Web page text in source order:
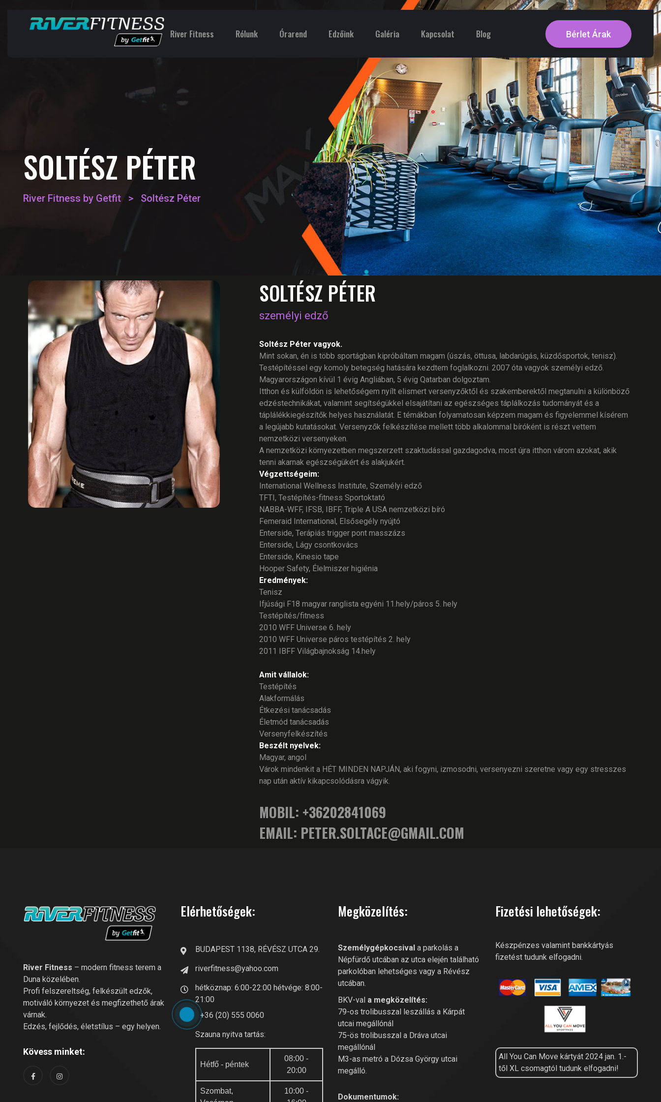
River Fitness Rólunk Órarend Edzőink Galéria Kapcsolat Blog Bérlet Árak
SOLTÉSZ PÉTER
River Fitness by Getfit > Soltész Péter
SOLTÉSZ PÉTER
személyi edző
Soltész Péter vagyok.
Mint sokan, én is több sportágban kipróbáltam magam (úszás, öttusa, labdarúgás, küzdősportok, tenisz).
Testépítéssel egy komoly betegség hatására kezdtem foglalkozni. 2007 óta vagyok személyi edző.
Magyarországon kívül 1 évig Angliában, 5 évig Qatarban dolgoztam.
Itthon és külföldön is lehetőségem nyílt elismert versenyzőktől és szakemberektől megtanulni a különböző
edzéstechnikákat, valamint segítségükkel elsajátítani az egészséges táplálkozás tudományát és a
táplálékkiegészítők helyes használatát. E témákban folyamatosan képzem magam és figyelemmel kísérem
a legújabb kutatásokat. Versenyzők felkészítése mellett több alkalommal bíróként is részt vettem
nemzetközi versenyeken.
A nemzetközi környezetben megszerzett szaktudással gazdagodva, most újra itthon várom azokat, akik
tenni akarnak egészségükért és alakjukért.
Végzettségeim:
International Wellness Institute, Személyi edző
TFTI, Testépítés-fitness Sportoktató
NABBA-WFF, IFSB, IBFF, Triple A USA nemzetközi bíró
Femeraid International, Elsősegély nyújtó
Enterside, Terápiás trigger pont masszázs
Enterside, Lágy csontkovács
Enterside, Kinesio tape
Hooper Safety, Élelmiszer higiénia
Eredmények:
Tenisz
Ifjúsági F18 magyar ranglista egyéni 11.hely/páros 5. hely
Testépítés/fitness
2010 WFF Universe 6. hely
2010 WFF Universe páros testépítés 2. hely
2011 IBFF Világbajnokság 14.hely
Amit vállalok:
Testépítés
Alakformálás
Étkezési tanácsadás
Életmód tanácsadás
Versenyfelkészítés
Beszélt nyelvek:
Magyar, angol
Várok mindenkit a HÉT MINDEN NAPJÁN, aki fogyni, izmosodni, versenyezni szeretne vagy egy stresszes
nap után aktív kikapcsolódásra vágyik.
MOBIL: +36202841069
EMAIL: PETER.SOLTACE@GMAIL.COM
River Fitness – modern fitness terem a
Duna közelében.
Profi felszereltség, felkészült edzők,
motiváló környezet és megfizethető árak
várnak.
Edzés, fejlődés, életstílus – egy helyen.
Kövess minket:
Elérhetőségek:
BUDAPEST 1138, RÉVÉSZ UTCA 29.
riverfitness@yahoo.com
hétköznap: 6:00-22:00 hétvége: 8:00-
21:00
+36 (20) 555 0060
Szauna nyitva tartás:
Hétfő - péntek
08:00 -
20:00
Szombat,
10:00 -
Megközelítés:
Személygépkocsival a parkolás a
Népfürdő utcában az utca elején található
parkolóban lehetséges vagy a Révész
utcában.
BKV-val a megközelítés:
79-os trolibusszal leszállás a Kárpát
utcai megállónál
75-ös trolibusszal a Dráva utcai
megállónál
M3-as metró a Dózsa György utcai
megálló.
Dokumentumok:
Fizetési lehetőségek:
Készpénzes valamint bankkártyás
fizetést tudunk elfogadni.
All You Can Move kártyát 2024 jan. 1.-
től XL csomagtól tudunk elfogadni!
bátran a River Fitness-től!